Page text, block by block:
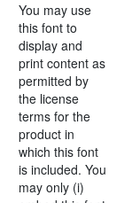
You may use
this font to
display and
print content as
permitted by
the license
terms for the
product in
which this font
is included. You
may only (i)